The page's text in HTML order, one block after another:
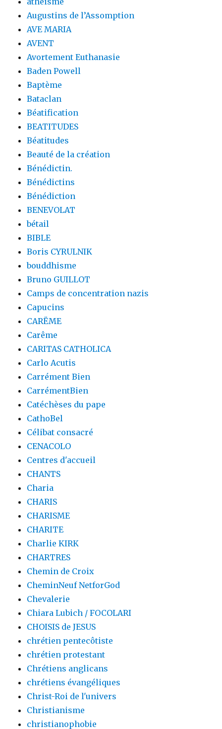
Augustins de l’Assomption
AVE MARIA
AVENT
Avortement Euthanasie
Baden Powell
Baptème
Bataclan
Béatification
BEATITUDES
Béatitudes
Beauté de la création
Bénédictin.
Bénédictins
Bénédiction
BENEVOLAT
bétail
BIBLE
Boris CYRULNIK
bouddhisme
Bruno GUILLOT
Camps de concentration nazis
Capucins
CARËME
Carême
CARITAS CATHOLICA
Carlo Acutis
Carrément Bien
CarrémentBien
Catéchèses du pape
CathoBel
Célibat consacré
CENACOLO
Centres d'accueil
CHANTS
Charia
CHARIS
CHARISME
CHARITE
Charlie KIRK
CHARTRES
Chemin de Croix
CheminNeuf NetforGod
Chevalerie
Chiara Lubich / FOCOLARI
CHOISIS de JESUS
chrétien pentecôtiste
chrétien protestant
Chrétiens anglicans
chrétiens évangéliques
Christ-Roi de l'univers
Christianisme
christianophobie